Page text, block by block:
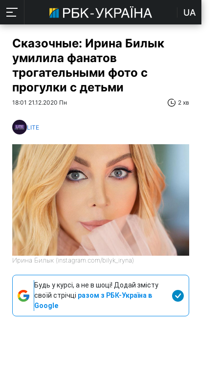
UA
Сказочные: Ирина Билык
умилила фанатов
трогательными фото с
прогулки с детьми
18:01 21.12.2020 Пн 2 хв
LITE
Ирина Билык (instagram.com/bilyk_iryna)
Будь у курсі, а не в шоці! Додай змісту
своїй стрічці разом з РБК-Україна в
Google